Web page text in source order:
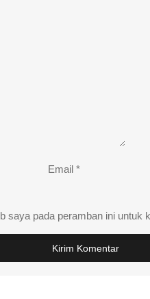
Email *
saya pada peramban ini untuk